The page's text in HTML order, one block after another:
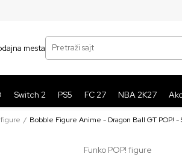
mesta Pretraži sajt
Switch 2 PS5 FC 27 NBA 2K27
figure Bobble Figure Anime - Dragon Ball GT POP!
Funko POP! figure